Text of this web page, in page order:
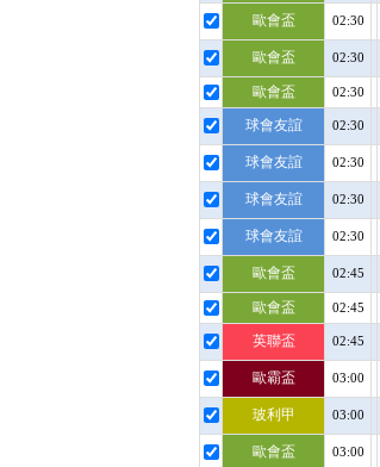
歐會盃 02:30
歐會盃 02:30
歐會盃 02:30
球會友誼
02:30
球會友誼 02:30
球會友誼 02:30
球會友誼 02:30
歐會盃 02:45
歐會盃 02:45
英聯盃
02:45
歐霸盃 03:00
玻利甲 03:00
歐會盃 03:00